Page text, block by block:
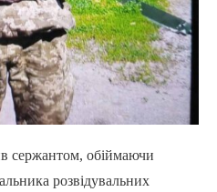
сержантом, обіймаючи
розвідувальних